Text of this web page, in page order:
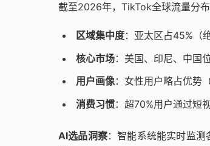
截至2026年，TikTok全球流量分布
区域集中度：亚太区占45%（
核心市场：美国、印尼、中国
用户画像：女性用户略占优势
消费习惯：超70%用户通过短
AI选品洞察：智能系统能实时监测